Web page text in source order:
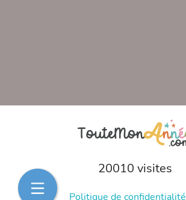
20010 visites
Politique de confidentialité